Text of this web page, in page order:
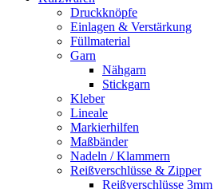
Druckknöpfe
Einlagen & Verstärkung
Füllmaterial
Garn
Nähgarn
Stickgarn
Kleber
Lineale
Markierhilfen
Maßbänder
Nadeln / Klammern
Reißverschlüsse & Zipper
Reißverschlüsse 3mm